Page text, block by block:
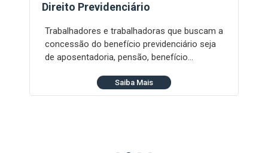
Direito Previdenciário
Trabalhadores e trabalhadoras que buscam a
concessão do benefício previdenciário seja
de aposentadoria, pensão, benefício…
Saiba Mais